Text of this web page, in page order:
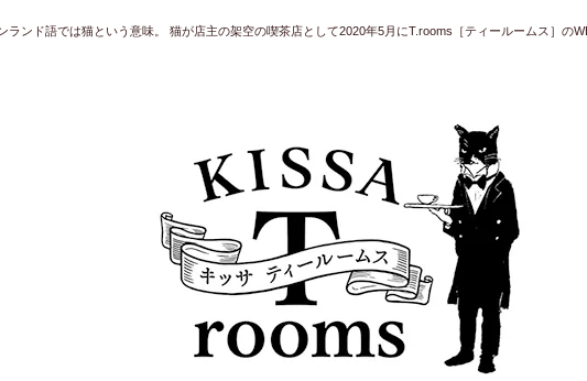
ランド語では猫という意味。 猫が店主の架空の喫茶店として2020年5月にT.rooms［ティールームス］の